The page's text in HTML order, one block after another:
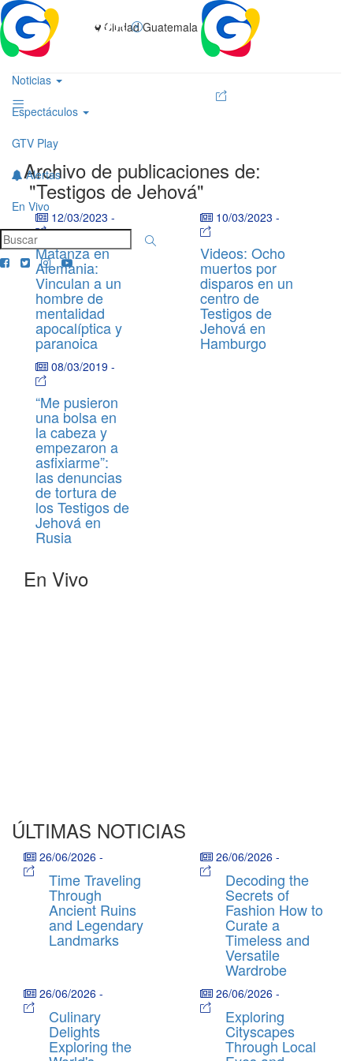
Noticias
Espectáculos
GTV Play
Alertas
En Vivo
Ciudad Guatemala
Archivo de publicaciones de:
"Testigos de Jehová"
12/03/2023 -
Matanza en
Alemania:
Vinculan a un
hombre de
mentalidad
apocalíptica y
paranoica
10/03/2023 -
Videos: Ocho
muertos por
disparos en un
centro de
Testigos de
Jehová en
Hamburgo
08/03/2019 -
“Me pusieron
una bolsa en
la cabeza y
empezaron a
asfixiarme”:
las denuncias
de tortura de
los Testigos de
Jehová en
Rusia
En Vivo
ÚLTIMAS NOTICIAS
26/06/2026 -
Time Traveling
Through
Ancient Ruins
and Legendary
Landmarks
26/06/2026 -
Decoding the
Secrets of
Fashion How to
Curate a
Timeless and
Versatile
Wardrobe
26/06/2026 -
Culinary
Delights
Exploring the
26/06/2026 -
Exploring
Cityscapes
Through Local